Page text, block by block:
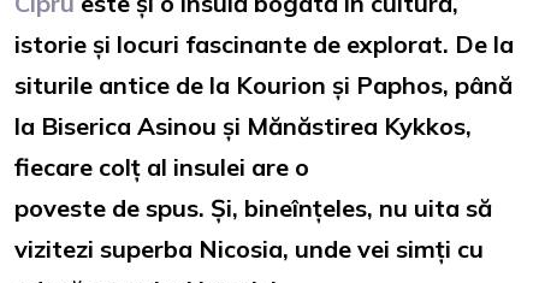
istorie și locuri fascinante de explorat. De la
siturile antice de la Kourion și Paphos, până
la Biserica Asinou și Mănăstirea Kykkos,
fiecare colț al insulei are o
poveste de spus. Și, bineînțeles, nu uita să
vizitezi superba Nicosia, unde vei simți cu